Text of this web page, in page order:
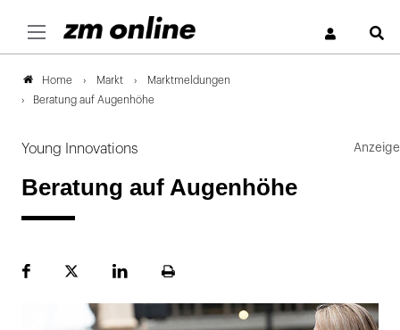
Home Markt
Marktmeldungen
Beratung auf Augenhöhe
Young Innovations
Beratung auf Augenhöhe
FacebookPlattformLinekdInSeite